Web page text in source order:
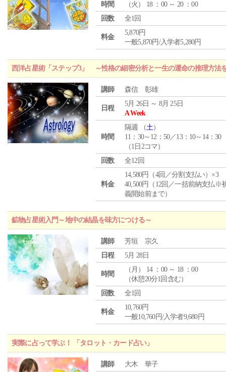
時間
（火 ） 18 ：00 ～ 20 ：00
回数
全1回
料金
5,870円
一般5,870円/入学者5,280円
西洋占星術「ステップ3」 ～性格の細密分析と一生の運命の推理方法
講師 森信 彰雄
日程
5月 26日 ～ 8月 25日
A Week
時間
隔週 （土）
11：30～12：50／13：10～14：30
（1日2コマ）
回数
全12回
料金
14,580円（4回／分割支払い）×3
40,500円（12回／一括前納支払※
義開始前まで）
鉱物占星術入門～地中の結晶を味方につける～
講師
芳垣 宗久
日程
5月 28日
時間
（ 月 ） 14 ：00 ～ 18 ：00
（休憩20分1回含む）
回数
全1回
料金
10,760円
一般10,760円/入学者9,680円
実際に占って学ぶ！ 「タロット・カード占い」
講師
大木 華子